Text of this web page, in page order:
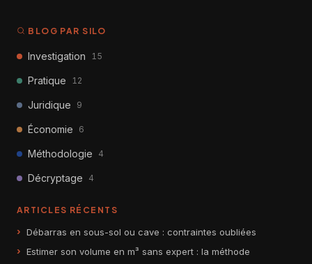
BLOG PAR SILO
Investigation 15
Pratique 12
Juridique 9
Économie 6
Méthodologie 4
Décryptage 4
ARTICLES RÉCENTS
Débarras en sous-sol ou cave : contraintes oubliées
Estimer son volume en m³ sans expert : la méthode